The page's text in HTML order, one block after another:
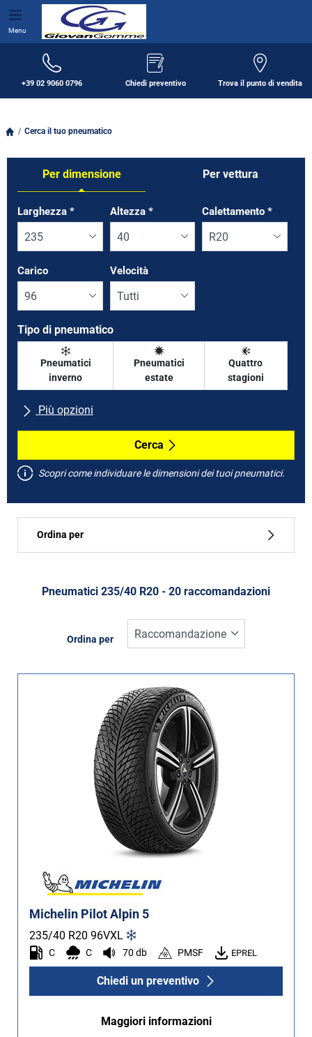
Menu
+39 02 9060 0796 Chiedi preventivo Trova il punto di vendita
Cerca il tuo pneumatico
Per dimensione Per vettura
Tab updated: Per dimensione
Larghezza * Altezza * Calettamento*
Carico Velocità
Tipo di pneumatico
Pneumatici
inverno
Pneumatici
estate
Quattro
stagioni
Più opzioni
Tutte le marche
Tipo di vettura
Run flat
Cerca
Scopri come individuare le dimensioni dei tuoi pneumatici.
Ordina per
Tipo di pneumatico
Inverno (6)
Quattro stagioni (2)
Tipo di vettura
Tutti i tipi (20)
Auto (18)
Furgone (0)
Run flat
Runflat (0)
Non Run flat (20)
Più opzioni
Pneumatici ‎235/40 R20 - 20 raccomandazioni
Ordina per
Michelin Pilot Alpin 5
235/40 R20 96VXL
C C 70 db PMSF EPREL
Chiedi un preventivo
Maggiori informazioni